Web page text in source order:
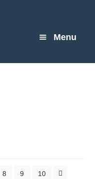
Menu
8 9 10